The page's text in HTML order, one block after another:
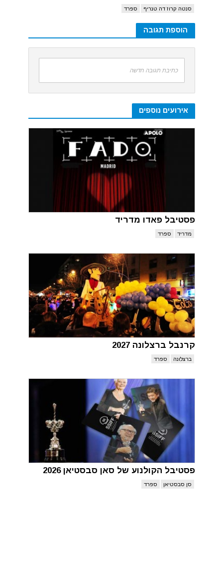
סנטה קרוז דה טנריף ספרד
הוספת תגובה
כתיבת תגובה חדשה
אירועים נוספים
פסטיבל פאדו מדריד
מדריד ספרד
קרנבל ברצלונה 2027
ברצלונה ספרד
פסטיבל הקולנוע של סאן סבסטיאן 2026
סן סבסטיאן ספרד